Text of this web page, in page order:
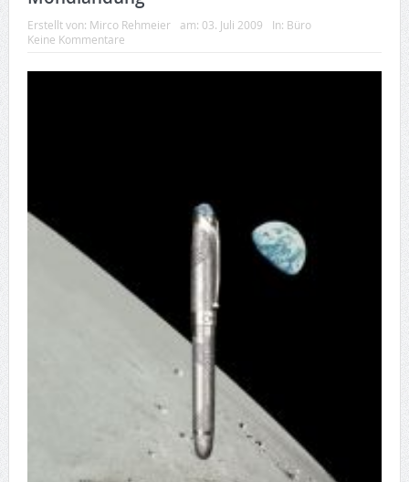
Erstellt von: Mirco Rehmeier am: 03. Juli 2009 In: Büro
Keine Kommentare